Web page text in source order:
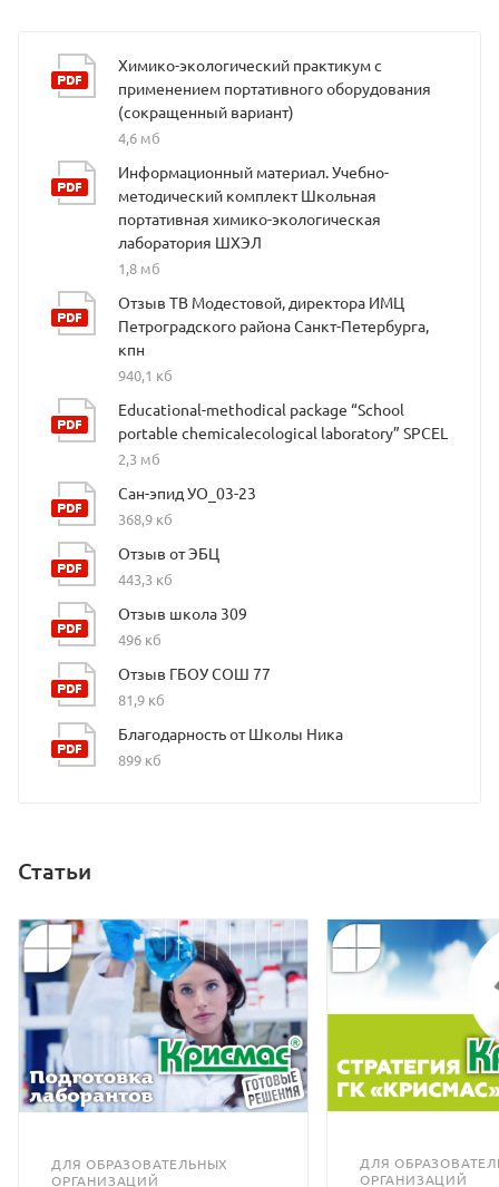
Химико-экологический практикум с
применением портативного оборудования
(сокращенный вариант)
4,6 мб
Информационный материал. Учебно-
методический комплект Школьная
портативная химико-экологическая
лаборатория ШХЭЛ
1,8 мб
Отзыв ТВ Модестовой, директора ИМЦ
Петроградского района Санкт-Петербурга,
кпн
940,1 кб
Educational-methodical package “School
portable chemicalecological laboratory” SPCEL
2,3 мб
Сан-эпид УО_03-23
368,9 кб
Отзыв от ЭБЦ
443,3 кб
Отзыв школа 309
496 кб
Отзыв ГБОУ СОШ 77
81,9 кб
Благодарность от Школы Ника
899 кб
Статьи
ДЛЯ ОБРАЗОВАТЕЛЬНЫХ
ОРГАНИЗАЦИЙ
ДЛЯ
ОРГАНИЗАЦИЙ